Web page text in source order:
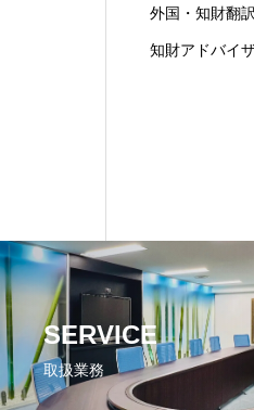
外国・知財翻訳
知財アドバイ
SERVICE
取扱業務